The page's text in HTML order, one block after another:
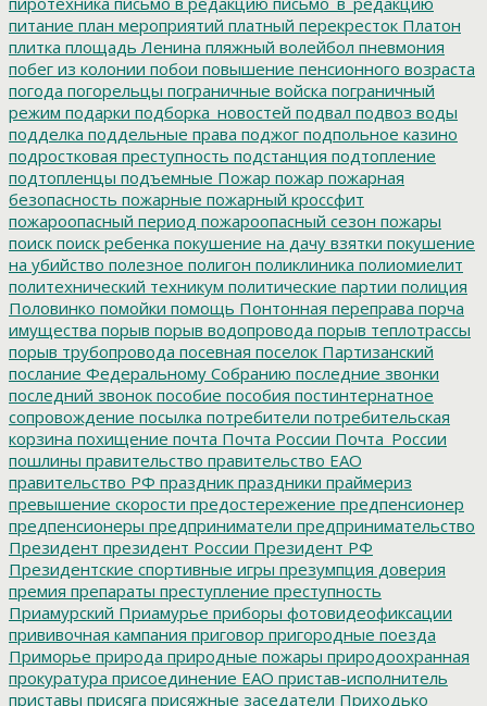
питание план мероприятий платный перекресток Платон
плитка площадь Ленина пляжный волейбол пневмония
побег из колонии побои повышение пенсионного возраста
погода погорельцы пограничные войска пограничный
режим подарки подборка_новостей подвал подвоз воды
подделка поддельные права поджог подпольное казино
подростковая преступность подстанция подтопление
подтопленцы подъемные Пожар пожар пожарная
безопасность пожарные пожарный кроссфит
пожароопасный период пожароопасный сезон пожары
поиск поиск ребенка покушение на дачу взятки покушение
на убийство полезное полигон поликлиника полиомиелит
политехнический техникум политические партии полиция
Половинко помойки помощь Понтонная переправа порча
имущества порыв порыв водопровода порыв теплотрассы
порыв трубопровода посевная поселок Партизанский
послание Федеральному Собранию последние звонки
последний звонок пособие пособия постинтернатное
сопровождение посылка потребители потребительская
корзина похищение почта Почта России Почта_России
пошлины правительство правительство ЕАО
правительство РФ праздник праздники праймериз
превышение скорости предостережение предпенсионер
предпенсионеры предприниматели предпринимательство
Президент президент России Президент РФ
Президентские спортивные игры презумпция доверия
премия препараты преступление преступность
Приамурский Приамурье приборы фотовидеофиксации
прививочная кампания приговор пригородные поезда
Приморье природа природные пожары природоохранная
прокуратура присоединение ЕАО пристав-исполнитель
приставы присяга присяжные заседатели Приходько